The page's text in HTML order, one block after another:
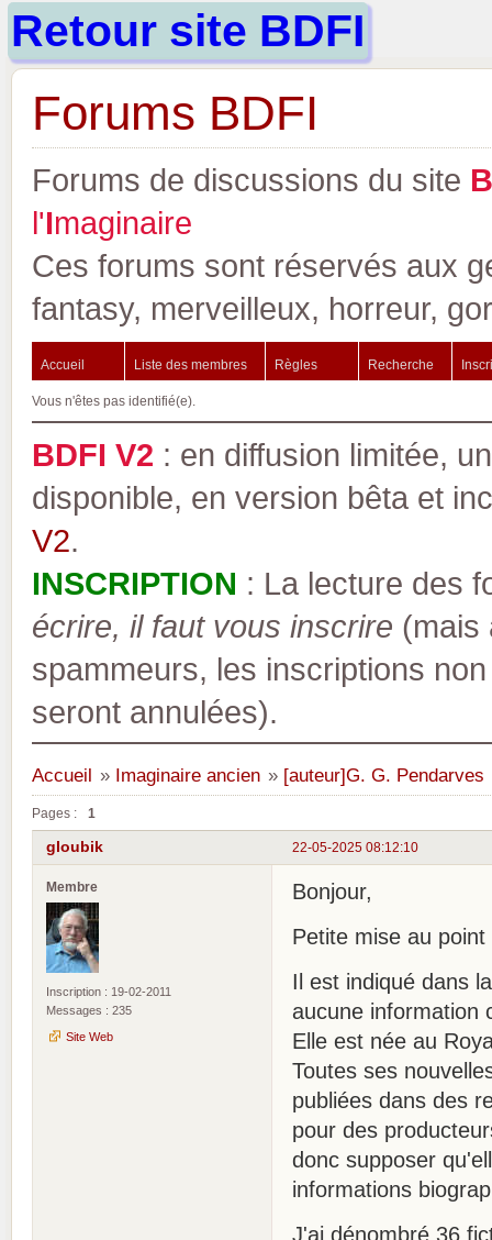
Retour site BDFI
Forums BDFI
Forums de discussions du site B
l'Imaginaire
Ces forums sont réservés aux
fantasy, merveilleux, horreur,
Accueil Liste des membres Règles Recherche
Vous n'êtes pas identifié(e).
BDFI V2 : en diffusion limitée,
disponible, en version bêta et
V2.
INSCRIPTION : La lecture des
écrire, il faut vous inscrire (mais
spammeurs, les inscriptions
seront annulées).
Accueil » Imaginaire ancien » [auteur]G. G. Pendarves
Pages : 1
22-05-2025 08:12:10
gloubik
Membre
Inscription : 19-02-2011
Messages : 235
Site Web
Bonjour,
Petite mise au
Il est indiqué dans
aucune information
Elle est née au
Toutes ses
publiées dans des
pour des
donc supposer
informations
J'ai dénombré 36